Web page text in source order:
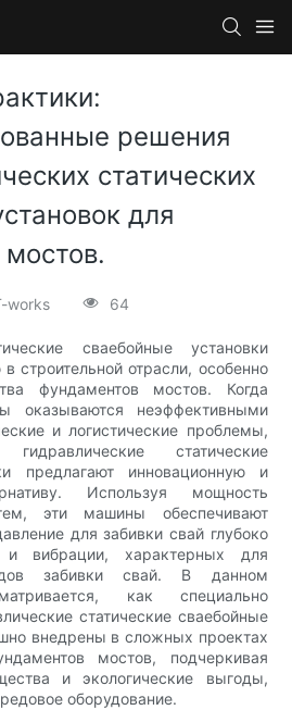
решения
статических
для
works 64
сваебойные установки
строительной отрасли, особенно
фундаментов мостов. Когда
оказываются неэффективными
и логистические проблемы,
гидравлические статические
предлагают инновационную и
Используя мощность
эти машины обеспечивают
для забивки свай глубоко
вибрации, характерных для
забивки свай. В данном
как специально
статические сваебойные
внедрены в сложных проектах
мостов, подчеркивая
и экологические выгоды,
оборудование.